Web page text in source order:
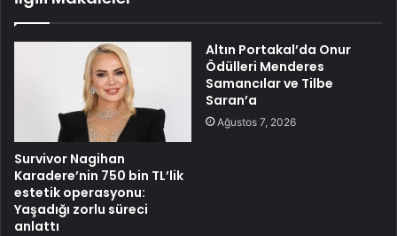
Survivor Nagihan
Karadere’nin 750 bin TL’lik
estetik operasyonu:
Yaşadığı zorlu süreci
anlattı
Altın Portakal’da Onur
Ödülleri Menderes
Samancılar ve Tilbe
Saran’a
Ağustos 7, 2026